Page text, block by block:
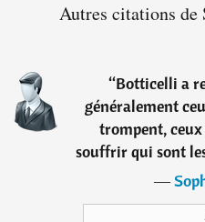
Autres citations de
“Botticelli a
généralement
trompent,
souffrir qui sont
―